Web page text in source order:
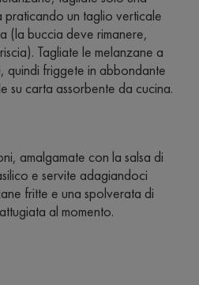
praticando un taglio verticale
(la buccia deve rimanere,
Tagliate le melanzane a
quindi friggete in abbondante
su carta assorbente da cucina.
amalgamate con la salsa di
e servite adagiandoci
fritte e una spolverata di
al momento.